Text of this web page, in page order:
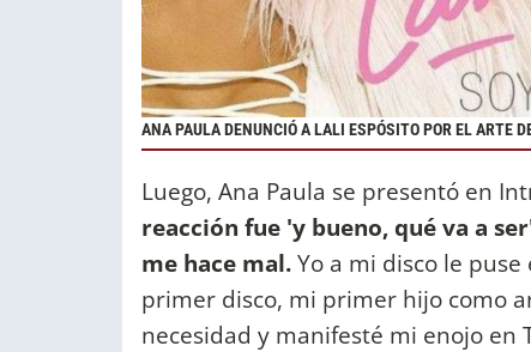
ANA PAULA DENUNCIÓ A LALI ESPÓSITO POR EL ARTE
Luego, Ana Paula se presentó en
reacción fue 'y bueno, qué va a
me hace mal.Yo a mi disco le
primer disco, mi primer hijo como
necesidad y manifesté mi enojo en